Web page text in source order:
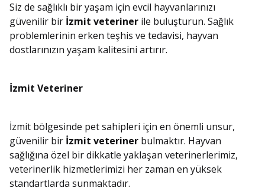
Siz de sağlıklı bir yaşam için evcil hayvanlarınızı
güvenilir bir İzmit veteriner ile buluşturun. Sağlık
problemlerinin erken teşhis ve tedavisi, hayvan
dostlarınızın yaşam kalitesini artırır.
İzmit Veteriner
İzmit bölgesinde pet sahipleri için en önemli unsur,
güvenilir bir İzmit veteriner bulmaktır. Hayvan
sağlığına özel bir dikkatle yaklaşan veterinerlerimiz,
veterinerlik hizmetlerimizi her zaman en yüksek
standartlarda sunmaktadır.